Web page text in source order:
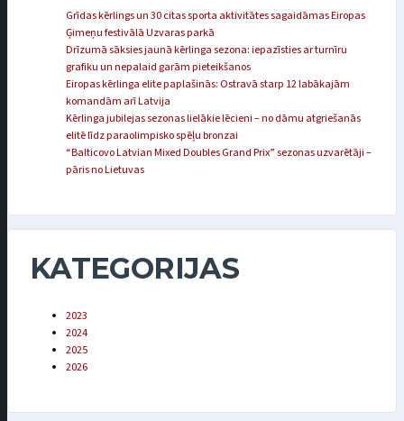
Grīdas kērlings un 30 citas sporta aktivitātes sagaidāmas Eiropas
Ģimeņu festivālā Uzvaras parkā
Drīzumā sāksies jaunā kērlinga sezona: iepazīsties ar turnīru
grafiku un nepalaid garām pieteikšanos
Eiropas kērlinga elite paplašinās: Ostravā starp 12 labākajām
komandām arī Latvija
Kērlinga jubilejas sezonas lielākie lēcieni – no dāmu atgriešanās
elitē līdz paraolimpisko spēļu bronzai
“Balticovo Latvian Mixed Doubles Grand Prix” sezonas uzvarētāji –
pāris no Lietuvas
KATEGORIJAS
2023
2024
2025
2026